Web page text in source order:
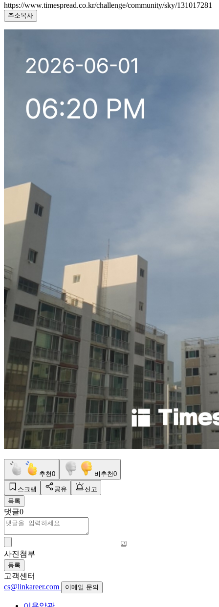
https://www.timespread.co.kr/challenge/community/sky/131017281
주소복사
추천0 비추천0
스크랩 공유
신고
목록
댓글0
사진첨부
등록
고객센터
cs@linkareer.com
이메일 문의